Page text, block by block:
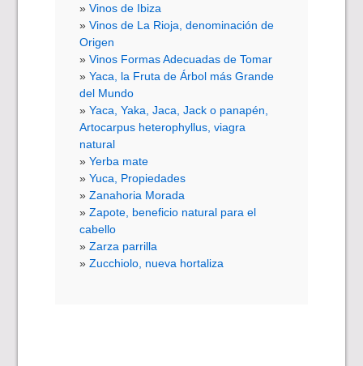
Vinos de Ibiza
Vinos de La Rioja, denominación de
Origen
Vinos Formas Adecuadas de Tomar
Yaca, la Fruta de Árbol más Grande
del Mundo
Yaca, Yaka, Jaca, Jack o panapén,
Artocarpus heterophyllus, viagra
natural
Yerba mate
Yuca, Propiedades
Zanahoria Morada
Zapote, beneficio natural para el
cabello
Zarza parrilla
Zucchiolo, nueva hortaliza